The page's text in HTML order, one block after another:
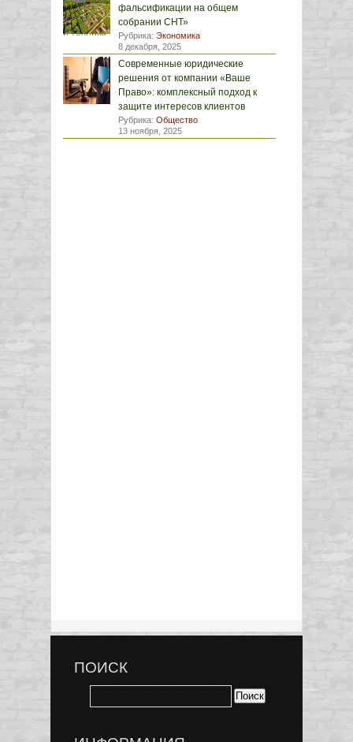
фальсификации на общем
собрании СНТ»
Рубрика: Экономика
8 декабря, 2025
Современные юридические
решения от компании «Ваше
Право»: комплексный подход к
защите интересов клиентов
Рубрика: Общество
13 ноября, 2025
ПОИСК